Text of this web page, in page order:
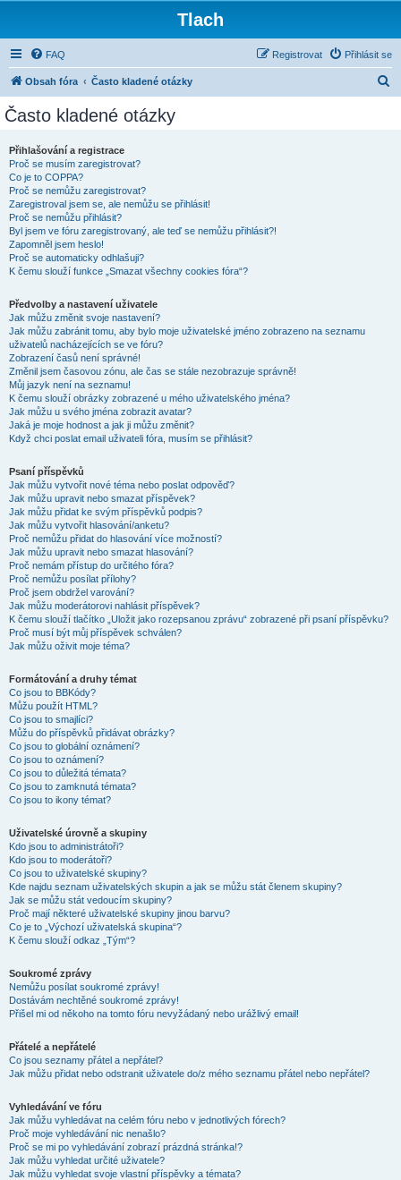
Tlach
FAQ Přihlásit se
Registrovat
Obsah fóra Často kladené otázky
Často kladené otázky
Přihlašování a registrace
Proč se musím zaregistrovat?
Co je to COPPA?
Proč se nemůžu zaregistrovat?
Zaregistroval jsem se, ale nemůžu se přihlásit!
Proč se nemůžu přihlásit?
Byl jsem ve fóru zaregistrovaný, ale teď se nemůžu přihlásit?!
Zapomněl jsem heslo!
Proč se automaticky odhlašuji?
K čemu slouží funkce „Smazat všechny cookies fóra“?
Předvolby a nastavení uživatele
Jak můžu změnit svoje nastavení?
Jak můžu zabránit tomu, aby bylo moje uživatelské jméno zobrazeno na seznamu
uživatelů nacházejících se ve fóru?
Zobrazení časů není správné!
Změnil jsem časovou zónu, ale čas se stále nezobrazuje správně!
Můj jazyk není na seznamu!
K čemu slouží obrázky zobrazené u mého uživatelského jména?
Jak můžu u svého jména zobrazit avatar?
Jaká je moje hodnost a jak ji můžu změnit?
Když chci poslat email uživateli fóra, musím se přihlásit?
Psaní příspěvků
Jak můžu vytvořit nové téma nebo poslat odpověď?
Jak můžu upravit nebo smazat příspěvek?
Jak můžu přidat ke svým příspěvků podpis?
Jak můžu vytvořit hlasování/anketu?
Proč nemůžu přidat do hlasování více možností?
Jak můžu upravit nebo smazat hlasování?
Proč nemám přístup do určitého fóra?
Proč nemůžu posílat přílohy?
Proč jsem obdržel varování?
Jak můžu moderátorovi nahlásit příspěvek?
K čemu slouží tlačítko „Uložit jako rozepsanou zprávu“ zobrazené při psaní příspěvku?
Proč musí být můj příspěvek schválen?
Jak můžu oživit moje téma?
Formátování a druhy témat
Co jsou to BBKódy?
Můžu použít HTML?
Co jsou to smajlíci?
Můžu do příspěvků přidávat obrázky?
Co jsou to globální oznámení?
Co jsou to oznámení?
Co jsou to důležitá témata?
Co jsou to zamknutá témata?
Co jsou to ikony témat?
Uživatelské úrovně a skupiny
Kdo jsou to administrátoři?
Kdo jsou to moderátoři?
Co jsou to uživatelské skupiny?
Kde najdu seznam uživatelských skupin a jak se můžu stát členem skupiny?
Jak se můžu stát vedoucím skupiny?
Proč mají některé uživatelské skupiny jinou barvu?
Co je to „Výchozí uživatelská skupina“?
K čemu slouží odkaz „Tým“?
Soukromé zprávy
Nemůžu posílat soukromé zprávy!
Dostávám nechtěné soukromé zprávy!
Přišel mi od někoho na tomto fóru nevyžádaný nebo urážlivý email!
Přátelé a nepřátelé
Co jsou seznamy přátel a nepřátel?
Jak můžu přidat nebo odstranit uživatele do/z mého seznamu přátel nebo nepřátel?
Vyhledávání ve fóru
Jak můžu vyhledávat na celém fóru nebo v jednotlivých fórech?
Proč moje vyhledávání nic nenašlo?
Proč se mi po vyhledávání zobrazí prázdná stránka!?
Jak můžu vyhledat určité uživatele?
Jak můžu vyhledat svoje vlastní příspěvky a témata?